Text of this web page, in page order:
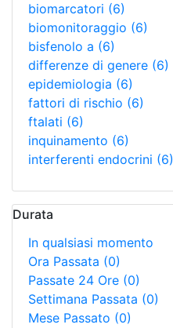
biomarcatori (6)
biomonitoraggio (6)
bisfenolo a (6)
differenze di genere (6)
epidemiologia (6)
fattori di rischio (6)
ftalati (6)
inquinamento (6)
interferenti endocrini (6)
Durata
In qualsiasi momento
Ora Passata (0)
Passate 24 Ore (0)
Settimana Passata (0)
Mese Passato (0)